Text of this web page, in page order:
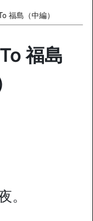
福島（中編）
福島
。